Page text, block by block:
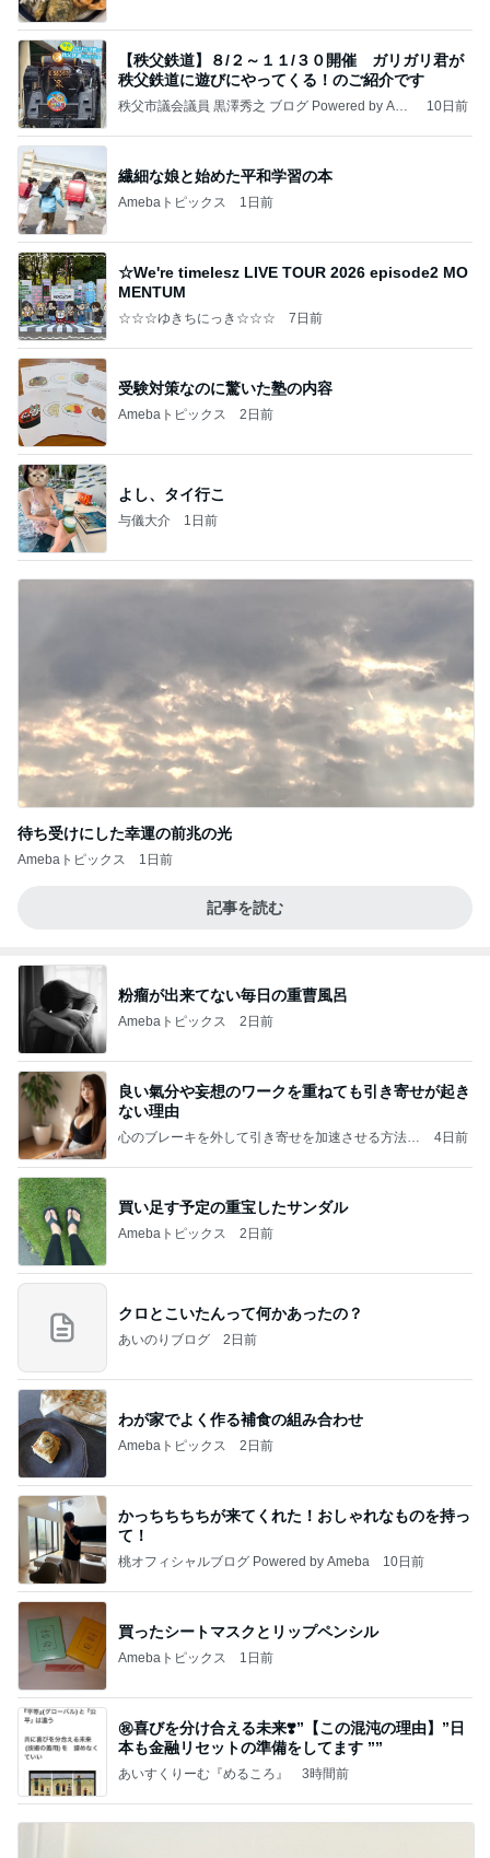
【秩父鉄道】８/２～１１/３０開催 ガリガリ君が
秩父鉄道に遊びにやってくる！のご紹介です
秩父市議会議員 黒澤秀之 ブログ Powered by Ame
10日前
繊細な娘と始めた平和学習の本
Amebaトピックス 1日前
☆We're timelesz LIVE TOUR 2026 episode2 MO
MENTUM
☆☆☆ゆきちにっき☆☆☆ 7日前
受験対策なのに驚いた塾の内容
Amebaトピックス 2日前
よし、タイ行こ
与儀大介 1日前
待ち受けにした幸運の前兆の光
Amebaトピックス 1日前
記事を読む
粉瘤が出来てない毎日の重曹風呂
Amebaトピックス 2日前
良い氣分や妄想のワークを重ねても引き寄せが起き
ない理由
心のブレーキを外して引き寄せを加速させる方法：
4日前
買い足す予定の重宝したサンダル
Amebaトピックス 2日前
クロとこいたんって何かあったの？
あいのりブログ 2日前
わが家でよく作る補食の組み合わせ
Amebaトピックス 2日前
かっちちちちが来てくれた！おしゃれなものを持っ
て！
桃オフィシャルブログ Powered by Ameba 10日前
買ったシートマスクとリップペンシル
Amebaトピックス 1日前
㊗️喜びを分け合える未来❣️”【この混沌の理由】”⽇
本も⾦融リセットの準備をしてます ””
あいすくりーむ『めるころ』 3時間前